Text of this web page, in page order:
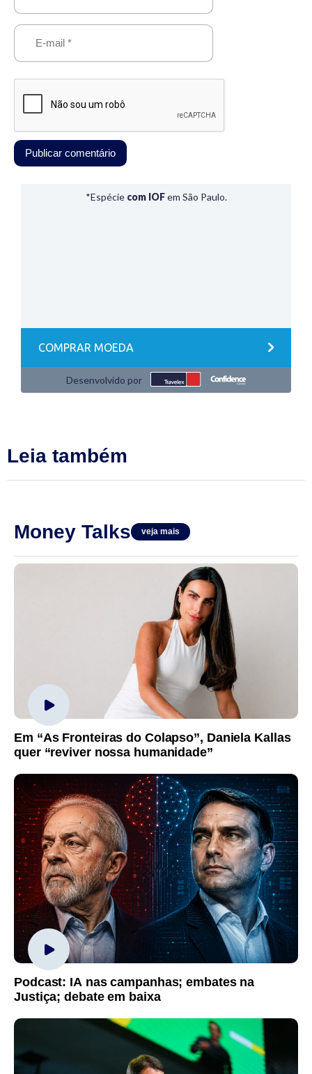
Leia também
Money Talks veja mais
Em “As Fronteiras do Colapso”, Daniela Kallas
quer “reviver nossa humanidade”
Podcast: IA nas campanhas; embates na
Justiça; debate em baixa